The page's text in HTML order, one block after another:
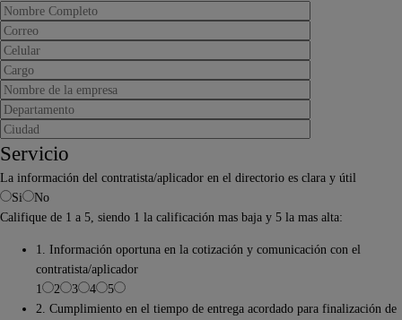
Servicio
La información del contratista/aplicador en el directorio es clara y útil
Si
No
Califique de 1 a 5, siendo 1 la calificación mas baja y 5 la mas alta:
1. Información oportuna en la cotización y comunicación con el
contratista/aplicador
1
2 3 4
5
2. Cumplimiento en el tiempo de entrega acordado para finalización de